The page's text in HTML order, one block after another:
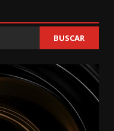
BUSCAR